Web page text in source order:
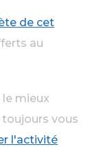
de cet
au
mieux
vous
l'activité